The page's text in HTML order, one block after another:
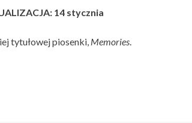
14 stycznia
tytułowej piosenki, Memories.